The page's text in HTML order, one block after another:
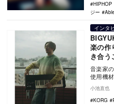
HIPHOP
ジー
インタ
楽の
き合
れて行
音楽家
使用機
はニュ
小池直也
KORG